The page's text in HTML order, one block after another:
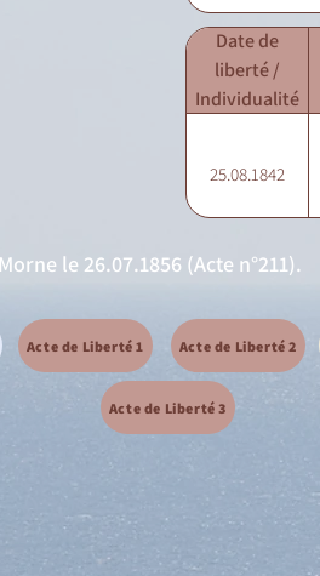
Date de
liberté /
Individualité
25.08.1842
le 26.07.1856 (Acte n°211).
Acte de Liberté 1 Acte de Liberté 2
Acte de Liberté 3